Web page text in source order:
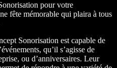
pour votre
fête mémorable qui plaira à tous
Sonorisation est capable de
qu’il s’agisse de
ou d’anniversaires. Leur